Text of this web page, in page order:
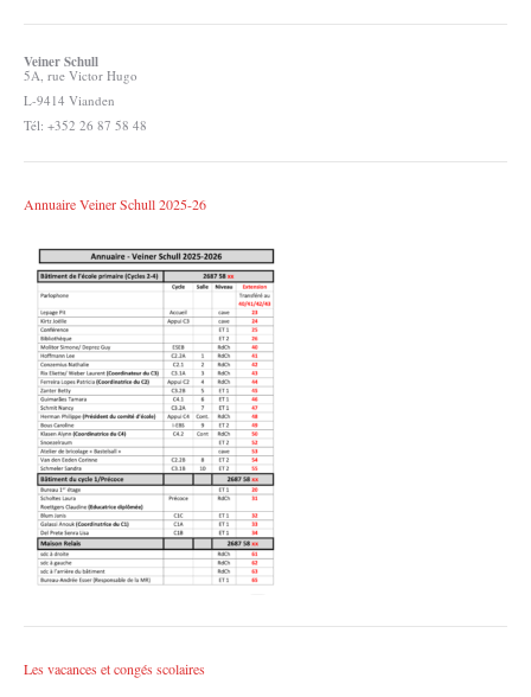
Veiner Schull
5A, rue Victor Hugo
L-9414 Vianden
Tél: +352 26 87 58 48
Annuaire Veiner Schull 2025-26
Les vacances et congés scolaires